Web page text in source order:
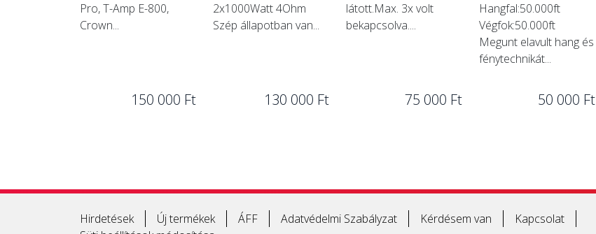
Pro, T-Amp E-800,
Crown...
150 000 Ft
2x1000Watt 4Ohm
Szép állapotban van...
130 000 Ft
látott.Max. 3x volt
bekapcsolva....
75 000 Ft
Hangfal:50.000ft
Végfok:50.000ft
Megunt elavult hang és
fénytechnikát...
50 000 Ft
Hirdetések Új termékek ÁFF Adatvédelmi Szabályzat Kérdésem van
Kapcsolat